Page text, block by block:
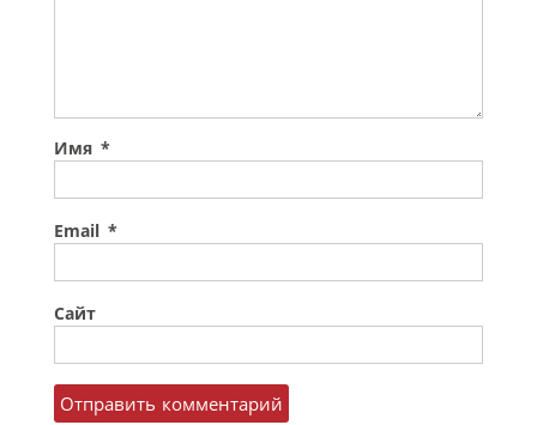
Имя *
Email *
Сайт